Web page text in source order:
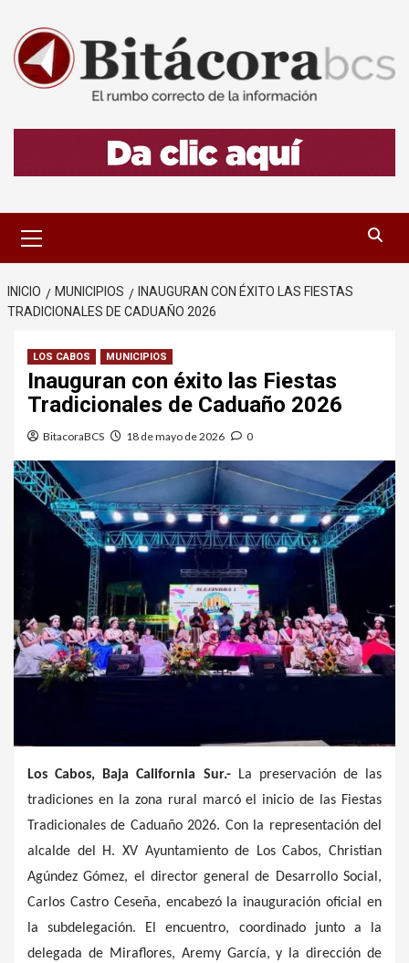
contenido
primario
INICIO MUNICIPIOS
INAUGURAN CON ÉXITO LAS FIESTAS
TRADICIONALES DE CADUAÑO 2026
LOS CABOS MUNICIPIOS
Inauguran con éxito las Fiestas
Tradicionales de Caduaño 2026
BitacoraBCS 18 de mayo de 2026 0
Los Cabos, Baja California Sur.- La preservación de las
tradiciones en la zona rural marcó el inicio de las Fiestas
Tradicionales de Caduaño 2026. Con la representación del
alcalde del H. XV Ayuntamiento de Los Cabos, Christian
Agúndez Gómez, el director general de Desarrollo Social,
Carlos Castro Ceseña, encabezó la inauguración oficial en
la subdelegación. El encuentro, coordinado junto a la
delegada de Miraflores, Aremy García, y la dirección de